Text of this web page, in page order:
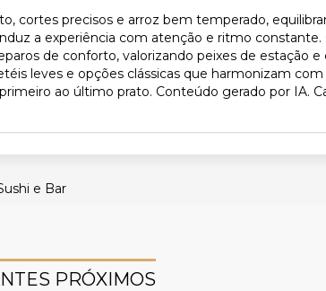
cortes precisos e arroz bem temperado,
a experiência com atenção e ritmo constante.
de conforto, valorizando peixes de estação
leves e opções clássicas que harmonizam com
ao último prato. Conteúdo gerado por IA.
e Bar
PRÓXIMOS